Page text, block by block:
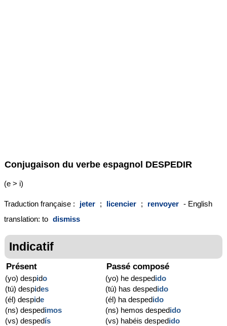
Conjugaison du verbe espagnol DESPEDIR
(e > i)
Traduction française : jeter ; licencier ; renvoyer - English
translation: to dismiss
Indicatif
Présent
(yo) despido
(tú) despides
(él) despide
(ns) despedimos
(vs) despedís
Passé composé
(yo) he despedido
(tú) has despedido
(él) ha despedido
(ns) hemos despedido
(vs) habéis despedido